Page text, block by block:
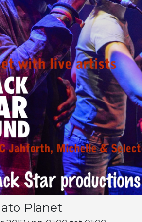
Planet